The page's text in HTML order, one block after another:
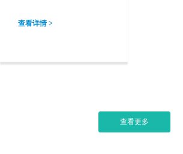
查看更多
查看详情 >